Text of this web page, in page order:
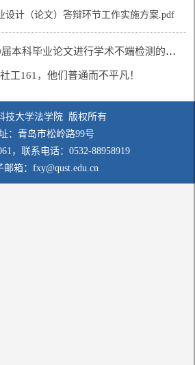
设计（论文）答辩环节工作实施方案.pdf
本科毕业论文进行学术不端检测的规定
工161，他们普通而不平凡！
技大学法学院 版权所有
：青岛市松岭路99号
，联系电话：0532-88958919
邮箱：fxy@qust.edu.cn